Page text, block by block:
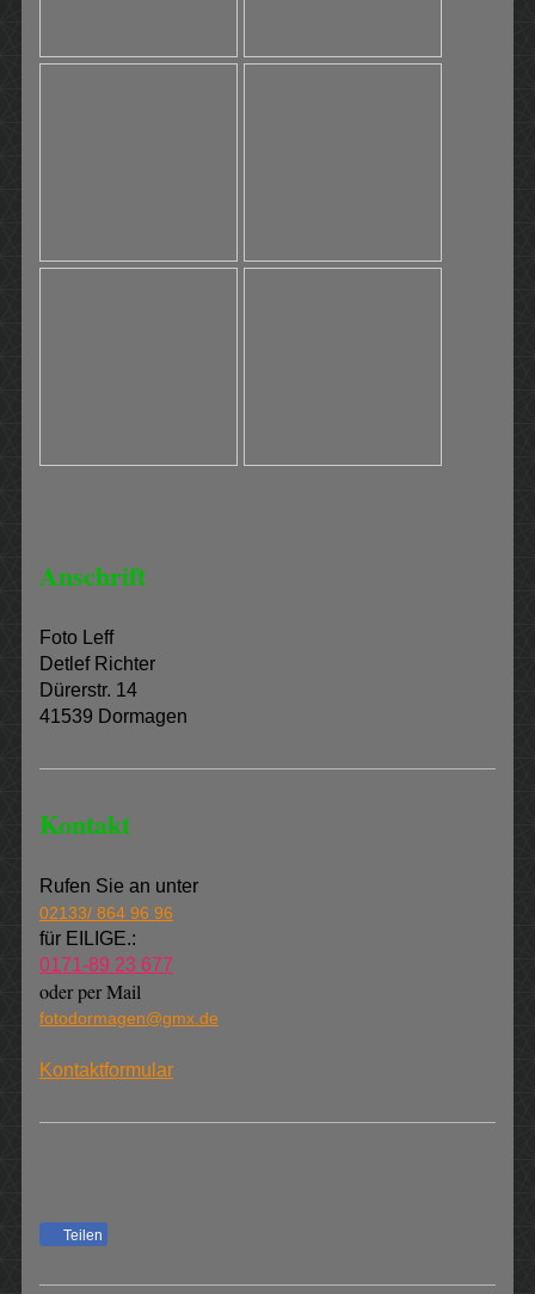
Anschrift
Foto Leff
Detlef Richter
Dürerstr. 14
41539 Dormagen
Kontakt
Rufen Sie an unter
02133/ 864 96 96
für EILIGE.:
0171-89 23 677
oder per Mail
fotodormagen@gmx.de
Kontaktformular
Teilen